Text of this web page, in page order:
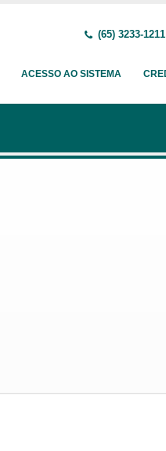
(65) 3233-1211
ACESSO AO SISTEMA